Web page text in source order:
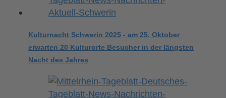
Kulturnacht Schwerin 2025 - am 25. Oktober
erwarten 20 Kulturorte Besucher in der längsten
Nacht des Jahres